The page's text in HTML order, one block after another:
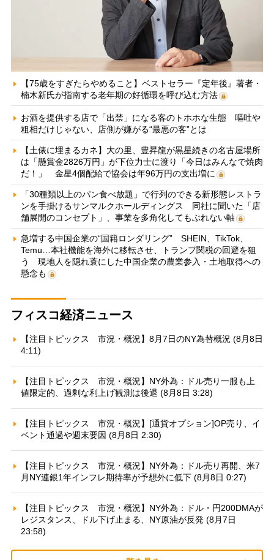
【75歳をすぎたらやめること】ベストセラー『定年後』著者・
楠木新氏が指南する老年期の好循環を呼び込む方法
お酒を提供する店で「出禁」になる客のトホホな生態 嘔吐や
粗相だけじゃない、店側が嫌がる“最悪の客”とは
【土俵に埋まるカネ】大の里、豊昇龍が黒星続きの名古屋場所
は「懸賞金2826万円」が下位力士に渡り「今日はみんなで焼肉
だ！」 金星4個配給で協会は年96万円の支出増に
「30種類以上のパン食べ放題」で行列のできる新形態レストラ
ンを手掛けるサンマルクホールディングス 同社に聞いた「店
舗展開のコンセプト」、事業を多角化してもぶれない軸
急増する中国企業の“国籍ロンダリング” SHEIN、TikTok、
Temu…本社機能を海外に移転させ、トランプ関税の回避を狙
う 現地人を隠れ蓑にした中国企業の農業参入・土地取得への
懸念も
フィスコ経済ニュース
【注目トピックス 市況・概況】8月7日のNY為替概況 (8月8日
4:11)
【注目トピックス 市況・概況】NY外為：ドル売り一服も上
値限定的、過剰な利上げ観測は後退 (8月8日 3:28)
【注目トピックス 市況・概況】[通貨オプション]OP売り、イ
ベント通過や週末要因 (8月8日 2:30)
【注目トピックス 市況・概況】NY外為：ドル売り再開、米7
月NY連銀1年インフレ期待率が予想外に低下 (8月8日 0:27)
【注目トピックス 市況・概況】NY外為：ドル・円200DMAが
レジスタンス、ドル下げ止まる、NY原油が反発 (8月7日
23:58)